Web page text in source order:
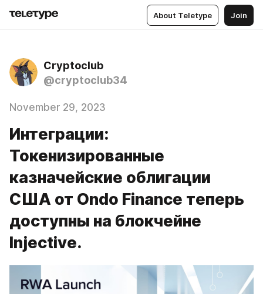
About Teletype Join
Cryptoclub
@cryptoclub34
November 29, 2023
Интеграции:
Токенизированные
казначейские облигации
США от Ondo Finance теперь
доступны на блокчейне
Injective.